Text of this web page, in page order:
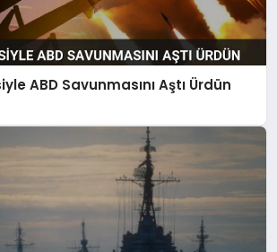
ABD Savunmasını Aştı Ürdün